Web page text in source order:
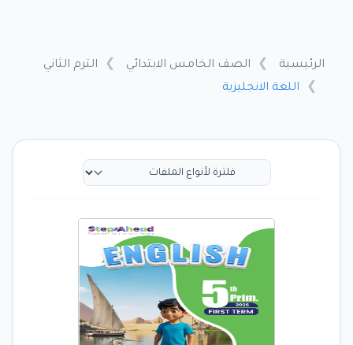
الرئيسية الصف الخامس الابتدائي
الترم الثاني
اللغة الانجليزية